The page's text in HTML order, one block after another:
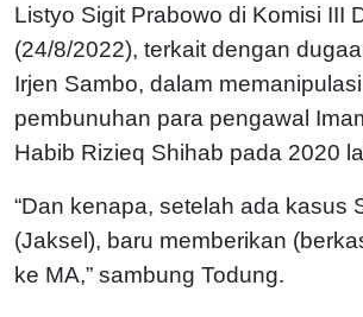
Listyo Sigit Prabowo di Komisi III
(24/8/2022), terkait dengan
Irjen Sambo, dalam
pembunuhan para pengawal
Habib Rizieq Shihab pada 2020
“Dan kenapa, setelah ada kasus
(Jaksel), baru memberikan
ke MA,” sambung Todung.